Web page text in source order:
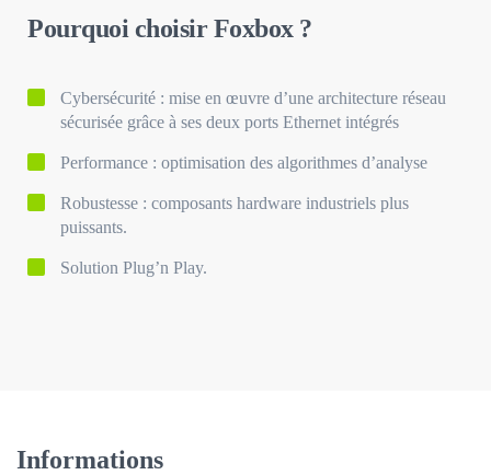
Pourquoi choisir Foxbox ?
Cybersécurité : mise en œuvre d’une architecture réseau
sécurisée grâce à ses deux ports Ethernet intégrés
Performance : optimisation des algorithmes d’analyse
Robustesse : composants hardware industriels plus
puissants.
Solution Plug’n Play.
Informations